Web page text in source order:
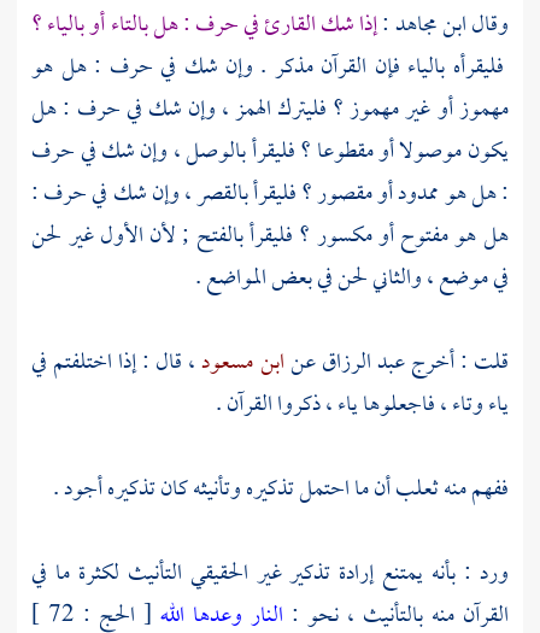
وقالابن مجاهد:إذا شك القارئ في حرف : هل بالتاء أو بالياء ؟
فليقرأه بالياء فإن القرآن مذكر . وإن شك في حرف : هل هو
مهموز أو غير مهموز ؟ فليترك الهمز ، وإن شك في حرف : هل
يكون موصولا أو مقطوعا ؟ فليقرأ بالوصل ، وإن شك في حرف
: هل هو ممدود أو مقصور ؟ فليقرأ بالقصر ، وإن شك في حرف :
هل هو مفتوح أو مكسور ؟ فليقرأ بالفتح ; لأن الأول غير لحن
في موضع ، والثاني لحن في بعض المواضع .
قلت : أخرجعبد الرزاقعنابن مسعود، قال : إذا اختلفتم في
ياء وتاء ، فاجعلوها ياء ، ذكروا القرآن .
ففهم منهثعلبأن ما احتمل تذكيره وتأنيثه كان تذكيره أجود .
ورد : بأنه يمتنع إرادة تذكير غير الحقيقي التأنيث لكثرة ما في
القرآن منه بالتأنيث ، نحو : النار وعدها الله [ الحج : 72 ]